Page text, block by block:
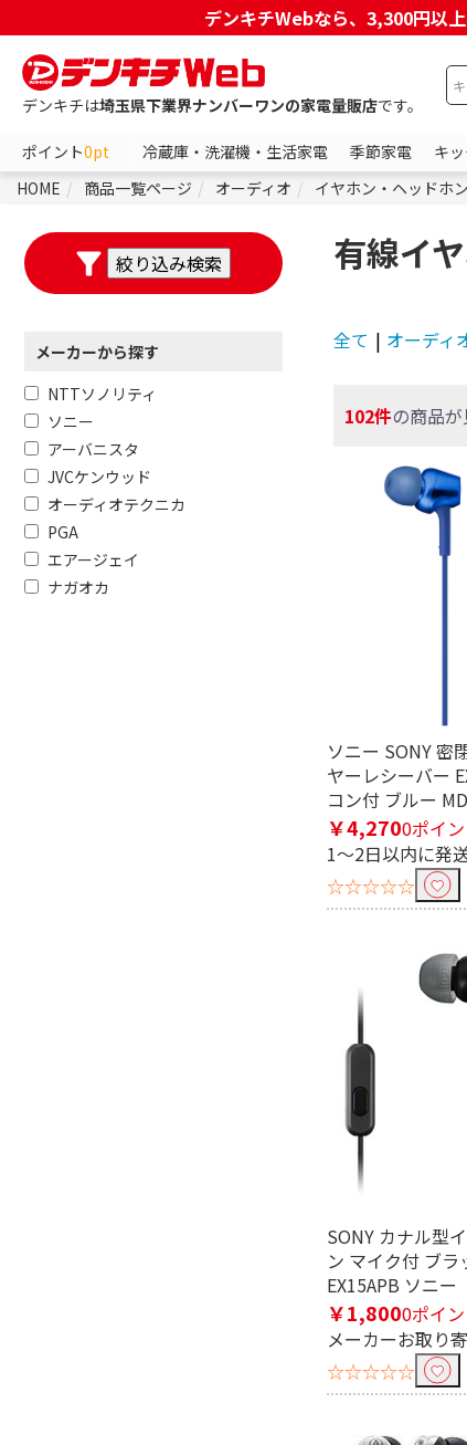
デンキチWebなら、3,300円以
デンキチは埼玉県下業界ナンバーワンの家電量販店です。
ポイント0pt 冷蔵庫・洗濯機・生活家電 季節家電 キ
HOME
商品一覧ページ オーディオ イヤホン・ヘッドホン
有線イ
全て | オーディ
102件の商品
ソニー SONY 密
ヤーレシーバー
コン付 ブルー
￥4,2700ポイ
1～2日以内に発
☆☆☆☆☆
SONY カナル型
ン マイク付 ブラ
EX15APB ソニー
￥1,8000ポイ
メーカーお取り
☆☆☆☆☆
メーカーから探す
NTTソノリティ
ソニー
アーバニスタ
JVCケンウッド
オーディオテクニカ
PGA
エアージェイ
ナガオカ
フリーワードで絞り込む
除外する にチェックを入れると
価格で絞り込む
円~
ブランド名で絞り込む
Eolia（エオリア） risora（
便利&快適機能で絞り込む